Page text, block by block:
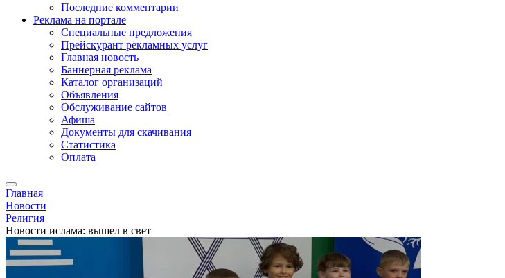
Последние комментарии
Реклама на портале
Специальные предложения
Прейскурант рекламных услуг
Главная новость
Баннерная реклама
Каталог организаций
Объявления
Обслуживание сайтов
Афиша
Документы для скачивания
Статистика
Оплата
Главная
Новости
Религия
Новости ислама: вышел в свет